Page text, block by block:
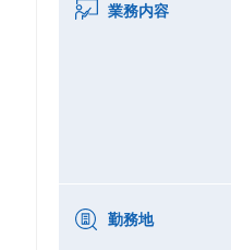
業務内容
勤務地